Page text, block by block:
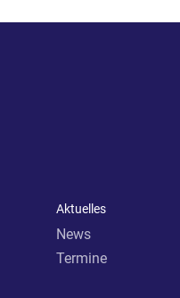
Aktuelles
News
Termine